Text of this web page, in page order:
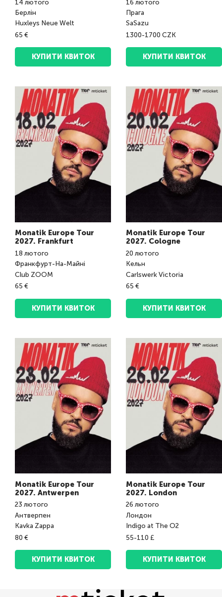
14 лютого
Берлін
Huxleys Neue Welt
65 €
КУПИТИ КВИТОК
16 лютого
Прага
SaSazu
1300-1700 CZK
КУПИТИ КВИТОК
Monatik Europe Tour
2027. Frankfurt
18 лютого
Франкфурт-На-Майні
Club ZOOM
65 €
КУПИТИ КВИТОК
Monatik Europe Tour
2027. Cologne
20 лютого
Кельн
Carlswerk Victoria
65 €
КУПИТИ КВИТОК
Monatik Europe Tour
2027. Antwerpen
23 лютого
Антверпен
Kavka Zappa
80 €
КУПИТИ КВИТОК
Monatik Europe Tour
2027. London
26 лютого
Лондон
Indigo at The O2
55-110 £
КУПИТИ КВИТОК